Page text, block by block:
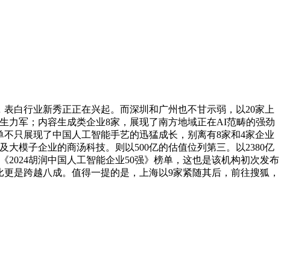
白行业新秀正正在兴起。而深圳和广州也不甘示弱，以20家上
力军；内容生成类企业8家，展现了南方地域正在AI范畴的强劲
只展现了中国人工智能手艺的迅猛成长，别离有8家和4家企业
大模子企业的商汤科技。则以500亿的估值位列第三。以2380亿
胡润中国人工智能企业50强》榜单，这也是该机构初次发布
是跨越八成。值得一提的是，上海以9家紧随其后，前往搜狐，